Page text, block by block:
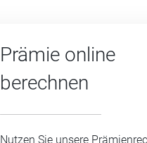
Prämie online
berechnen
Nutzen Sie unsere